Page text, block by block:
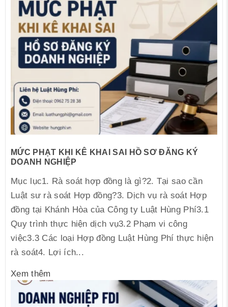
MỨC PHẠT KHI KÊ KHAI SAI HỒ SƠ ĐĂNG KÝ
DOANH NGHIỆP
Mục lục1. Rà soát hợp đồng là gì?2. Tại sao cần
Luật sư rà soát Hợp đồng?3. Dịch vụ rà soát Hợp
đồng tại Khánh Hòa của Công ty Luật Hùng Phí3.1
Quy trình thực hiện dịch vụ3.2 Phạm vi công
việc3.3 Các loại Hợp đồng Luật Hùng Phí thực hiện
rà soát4. Lợi ích...
Xem thêm